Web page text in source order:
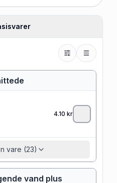
4.10 kr
vare (23)
vand plus